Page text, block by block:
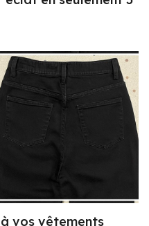
vos vêtements